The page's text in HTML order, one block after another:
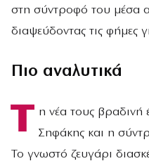
στη σύντροφό του μέσα
διαψεύδοντας τις φήμες
Πιο αναλυτικά
Τ η νέα τους βραδινή
Σηφάκης και η
Το γνωστό ζευγάρι